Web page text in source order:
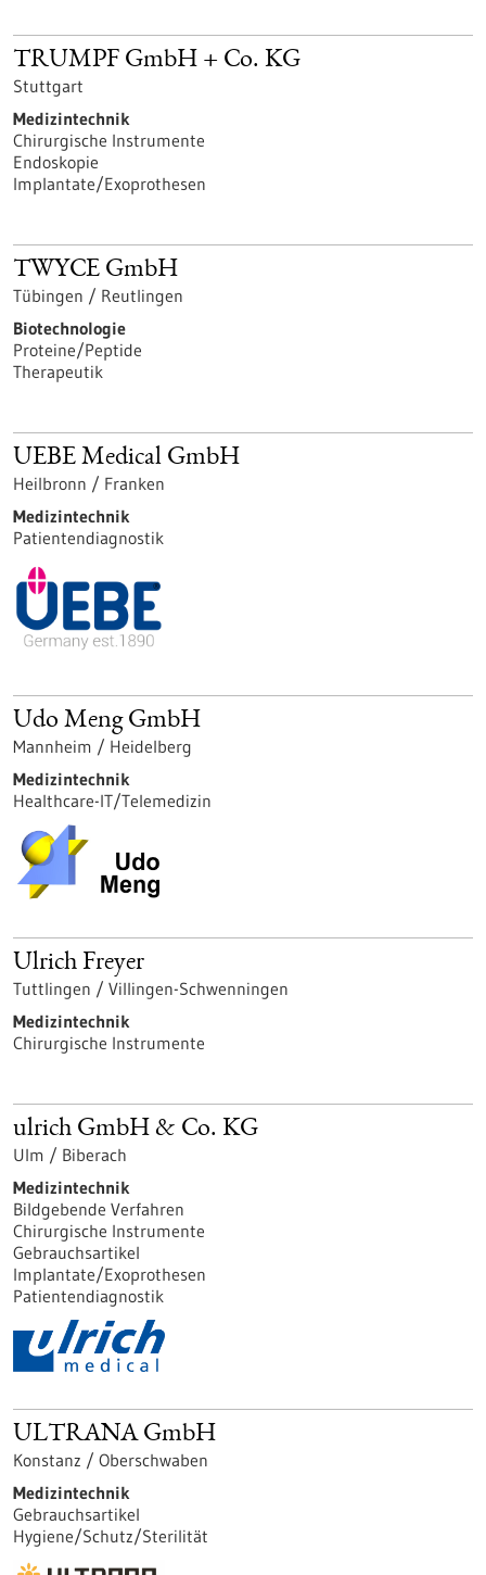
TRUMPF GmbH + Co. KG
Stuttgart
Medizintechnik
Chirurgische Instrumente
Endoskopie
Implantate/Exoprothesen
TWYCE GmbH
Tübingen / Reutlingen
Biotechnologie
Proteine/Peptide
Therapeutik
UEBE Medical GmbH
Heilbronn / Franken
Medizintechnik
Patientendiagnostik
Udo Meng GmbH
Mannheim / Heidelberg
Medizintechnik
Healthcare-IT/Telemedizin
Ulrich Freyer
Tuttlingen / Villingen-Schwenningen
Medizintechnik
Chirurgische Instrumente
ulrich GmbH & Co. KG
Ulm / Biberach
Medizintechnik
Bildgebende Verfahren
Chirurgische Instrumente
Gebrauchsartikel
Implantate/Exoprothesen
Patientendiagnostik
ULTRANA GmbH
Konstanz / Oberschwaben
Medizintechnik
Gebrauchsartikel
Hygiene/Schutz/Sterilität